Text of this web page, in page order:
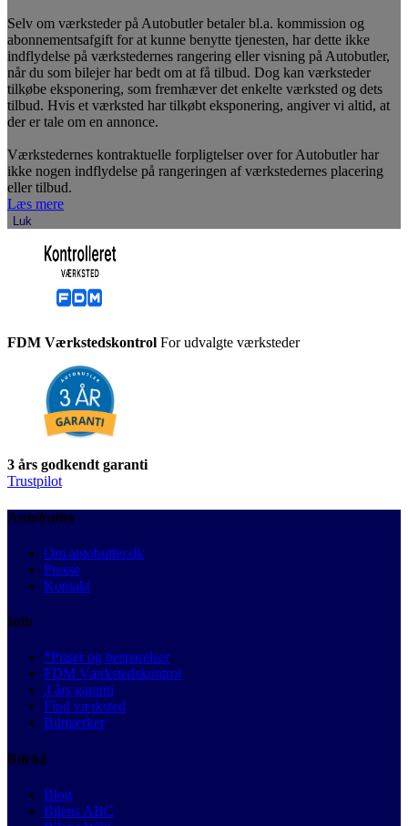
Selv om værksteder på Autobutler betaler bl.a. kommission og
abonnementsafgift for at kunne benytte tjenesten, har dette ikke
indflydelse på værkstedernes rangering eller visning på Autobutler,
når du som bilejer har bedt om at få tilbud. Dog kan værksteder
tilkøbe eksponering, som fremhæver det enkelte værksted og dets
tilbud. Hvis et værksted har tilkøbt eksponering, angiver vi altid, at
der er tale om en annonce.
Værkstedernes kontraktuelle forpligtelser over for Autobutler har
ikke nogen indflydelse på rangeringen af værkstedernes placering
eller tilbud.
Læs mere
Luk
FDM Værkstedskontrol For udvalgte værksteder
3 års godkendt garanti
Trustpilot
Autobutler
Om autobutler.dk
Presse
Kontakt
Info
*Priser og besparelser
FDM Værkstedskontrol
3 års garanti
Find værksted
Bilmærker
Bilråd
Blog
Bilens ABC